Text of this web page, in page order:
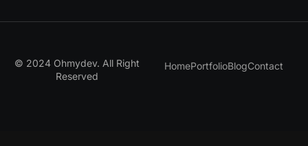
© 2024 Ohmydev. All Right
Reserved
HomePortfolioBlogContact